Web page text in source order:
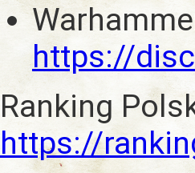
https://
Ranking
https://